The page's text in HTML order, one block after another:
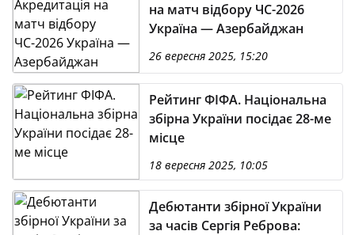
на матч відбору ЧС-2026
Україна — Азербайджан
26 вересня 2025, 15:20
Рейтинг ФІФА. Національна
збірна України посідає 28-ме
місце
18 вересня 2025, 10:05
Дебютанти збірної України
за часів Сергія Реброва: